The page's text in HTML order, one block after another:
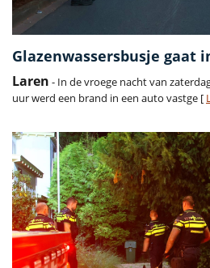
Glazenwassersbusje gaat
Laren - In de vroege nacht van
uur werd een brand in een auto vastge [